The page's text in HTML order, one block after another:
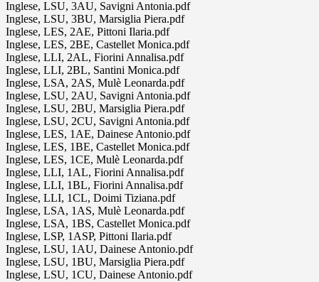
Inglese, LSU, 3AU, Savigni Antonia.pdf
Inglese, LSU, 3BU, Marsiglia Piera.pdf
Inglese, LES, 2AE, Pittoni Ilaria.pdf
Inglese, LES, 2BE, Castellet Monica.pdf
Inglese, LLI, 2AL, Fiorini Annalisa.pdf
Inglese, LLI, 2BL, Santini Monica.pdf
Inglese, LSA, 2AS, Mulè Leonarda.pdf
Inglese, LSU, 2AU, Savigni Antonia.pdf
Inglese, LSU, 2BU, Marsiglia Piera.pdf
Inglese, LSU, 2CU, Savigni Antonia.pdf
Inglese, LES, 1AE, Dainese Antonio.pdf
Inglese, LES, 1BE, Castellet Monica.pdf
Inglese, LES, 1CE, Mulè Leonarda.pdf
Inglese, LLI, 1AL, Fiorini Annalisa.pdf
Inglese, LLI, 1BL, Fiorini Annalisa.pdf
Inglese, LLI, 1CL, Doimi Tiziana.pdf
Inglese, LSA, 1AS, Mulè Leonarda.pdf
Inglese, LSA, 1BS, Castellet Monica.pdf
Inglese, LSP, 1ASP, Pittoni Ilaria.pdf
Inglese, LSU, 1AU, Dainese Antonio.pdf
Inglese, LSU, 1BU, Marsiglia Piera.pdf
Inglese, LSU, 1CU, Dainese Antonio.pdf